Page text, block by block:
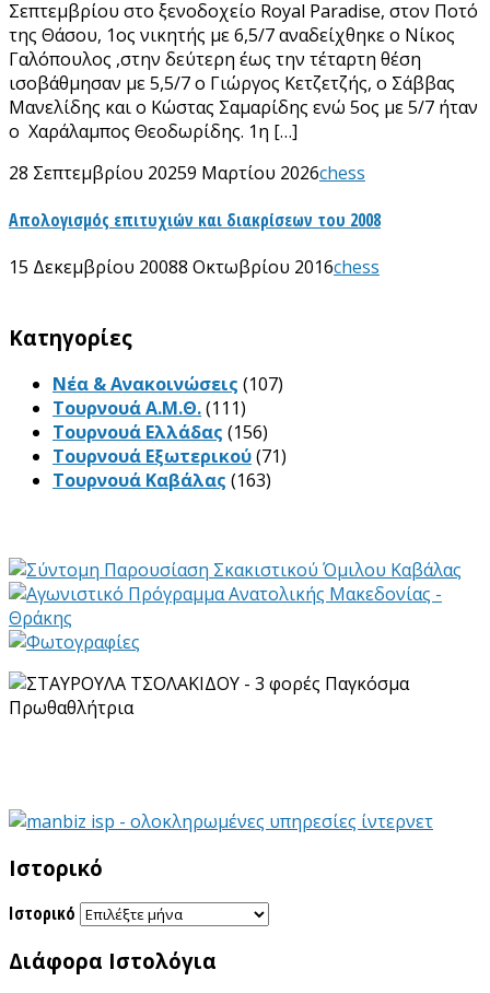
Σεπτεμβρίου στο ξενοδοχείο Royal Paradise, στον Ποτό
της Θάσου, 1ος νικητής με 6,5/7 αναδείχθηκε ο Νίκος
Γαλόπουλος ,στην δεύτερη έως την τέταρτη θέση
ισοβάθμησαν με 5,5/7 ο Γιώργος Κετζετζής, ο Σάββας
Μανελίδης και ο Κώστας Σαμαρίδης ενώ 5ος με 5/7 ήταν
ο Χαράλαμπος Θεοδωρίδης. 1η […]
28 Σεπτεμβρίου 20259 Μαρτίου 2026chess
Απολογισμός επιτυχιών και διακρίσεων του 2008
15 Δεκεμβρίου 20088 Οκτωβρίου 2016chess
Kατηγορίες
Νέα & Ανακοινώσεις (107)
Τουρνουά Α.Μ.Θ.(111)
Τουρνουά Ελλάδας (156)
Τουρνουά Εξωτερικού(71)
Τουρνουά Καβάλας (163)
Ιστορικό
Ιστορικό
Διάφορα Ιστολόγια